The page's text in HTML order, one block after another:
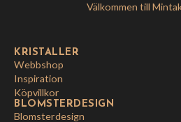
Välkommen till
KRISTALLER
Webbshop
Inspiration
Köpvillkor
BLOMSTERDESIGN
Blomsterdesign